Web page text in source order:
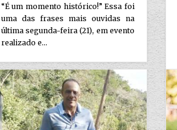
“É um momento histórico!” Essa foi
uma das frases mais ouvidas na
última segunda-feira (21), em evento
realizado e...